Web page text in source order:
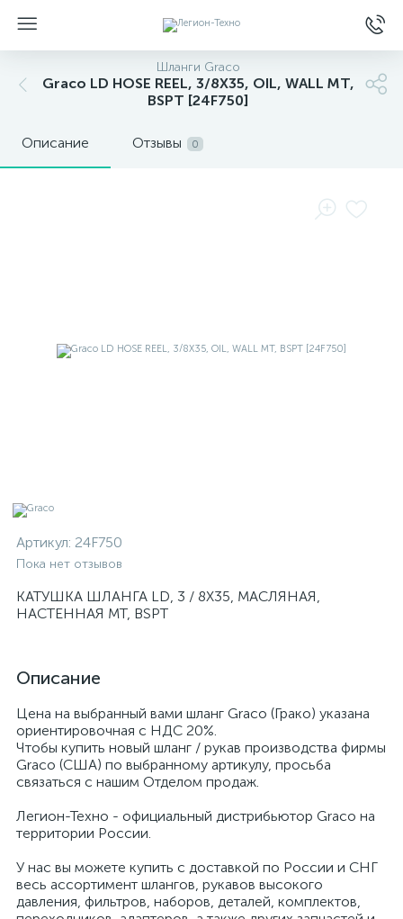
Шланги Graco
Graco LD HOSE REEL, 3/8X35, OIL, WALL MT,
BSPT [24F750]
Описание Отзывы 0
Артикул: 24F750
Пока нет отзывов
КАТУШКА ШЛАНГА LD, 3 / 8X35, МАСЛЯНАЯ,
НАСТЕННАЯ MT, BSPT
Описание
Цена на выбранный вами шланг Graco (Грако) указана
ориентировочная с НДС 20%.
Чтобы купить новый шланг / рукав производства фирмы
Graco (США) по выбранному артикулу, просьба
связаться с нашим Отделом продаж.
Легион-Техно - официальный дистрибьютор Graco на
территории России.
У нас вы можете купить с доставкой по России и СНГ
весь ассортимент шлангов, рукавов высокого
давления, фильтров, наборов, деталей, комплектов,